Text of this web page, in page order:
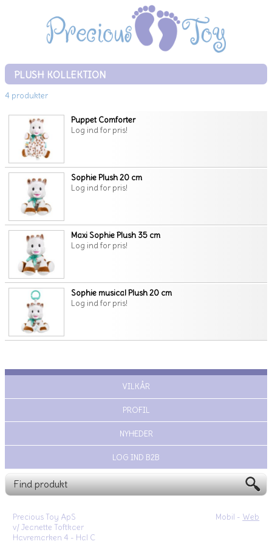
PLUSH KOLLEKTION
4 produkter
Puppet Comforter
Log ind for pris!
Sophie Plush 20 cm
Log ind for pris!
Maxi Sophie Plush 35 cm
Log ind for pris!
Sophie musical Plush 20 cm
Log ind for pris!
VILKÅR
PROFIL
NYHEDER
LOG IND B2B
Mobil - Web
Precious Toy ApS
v/ Jeanette Toftkaer
Havremarken 4 - Hal C